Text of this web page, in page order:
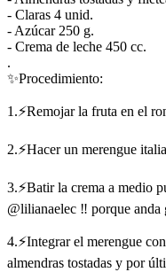
- Claras 4 unid.
- Azúcar 250 g.
- Crema de leche 450 cc.
.
✨Procedimiento:
1.⚡Remojar la fruta en el
2.⚡Hacer un merengue
3.⚡Batir la crema a medio
@lilianaelec ‼ porque anda
4.⚡Integrar el merengue
almendras tostadas y por